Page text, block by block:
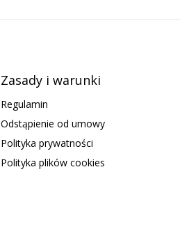
Zasady i warunki
Regulamin
Odstąpienie od umowy
Polityka prywatności
Polityka plików cookies